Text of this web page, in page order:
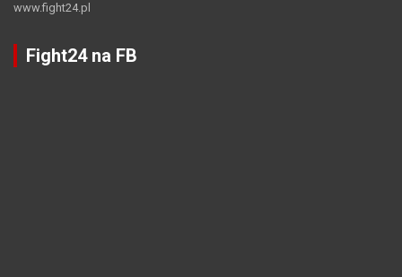
www.fight24.pl
Fight24 na FB